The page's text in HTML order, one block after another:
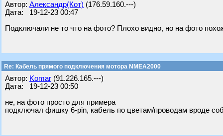
Автор: Александр(Кот) (176.59.160.---)
Дата: 19-12-23 00:47
Подключали не то что на фото? Плохо видно, но на фото
Re: Кабель прямого подключения мотора NMEA2000
Автор: Komar (91.226.165.---)
Дата: 19-12-23 00:50
не, на фото просто для примера
подключал фишку 6-pin, кабель по цветам/проводам вроде